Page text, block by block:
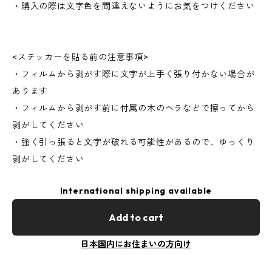
・購入の際は文字色を間違えないようにお気をつけください
<ステッカーを貼る前の注意事項>
・フィルムから剥がす際に文字が上手く張り付かない場合が
あります
・フィルムから剥がす前に付属の木のヘラなどで擦ってから
剥がしてください
・強く引っ張ると文字が破れる可能性があるので、ゆっくり
剥がしてください
International shipping available
Add to cart
日本国内にお住まいの方向け